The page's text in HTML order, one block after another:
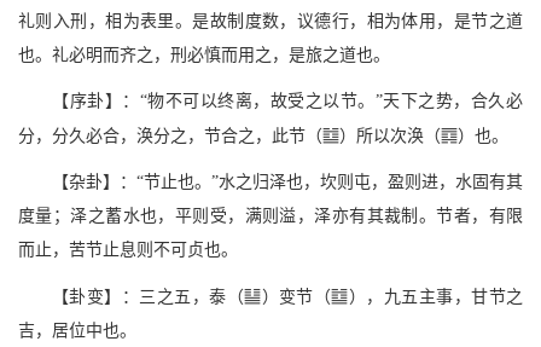
礼则入刑，相为表里。是故制度数，议德行，相为体用，是节之道
也。礼必明而齐之，刑必慎而用之，是旅之道也。
【序卦】：“物不可以终离，故受之以节。”天下之势，合久必
分，分久必合，涣分之，节合之，此节（N）所以次涣（B）也。
【杂卦】：“节止也。”水之归泽也，坎则屯，盈则进，水固有其
度量；泽之蓄水也，平则受，满则溢，泽亦有其裁制。节者，有限
而止，苦节止息则不可贞也。
【卦变】：三之五，泰（[）变节（N），九五主事，甘节之
吉，居位中也。